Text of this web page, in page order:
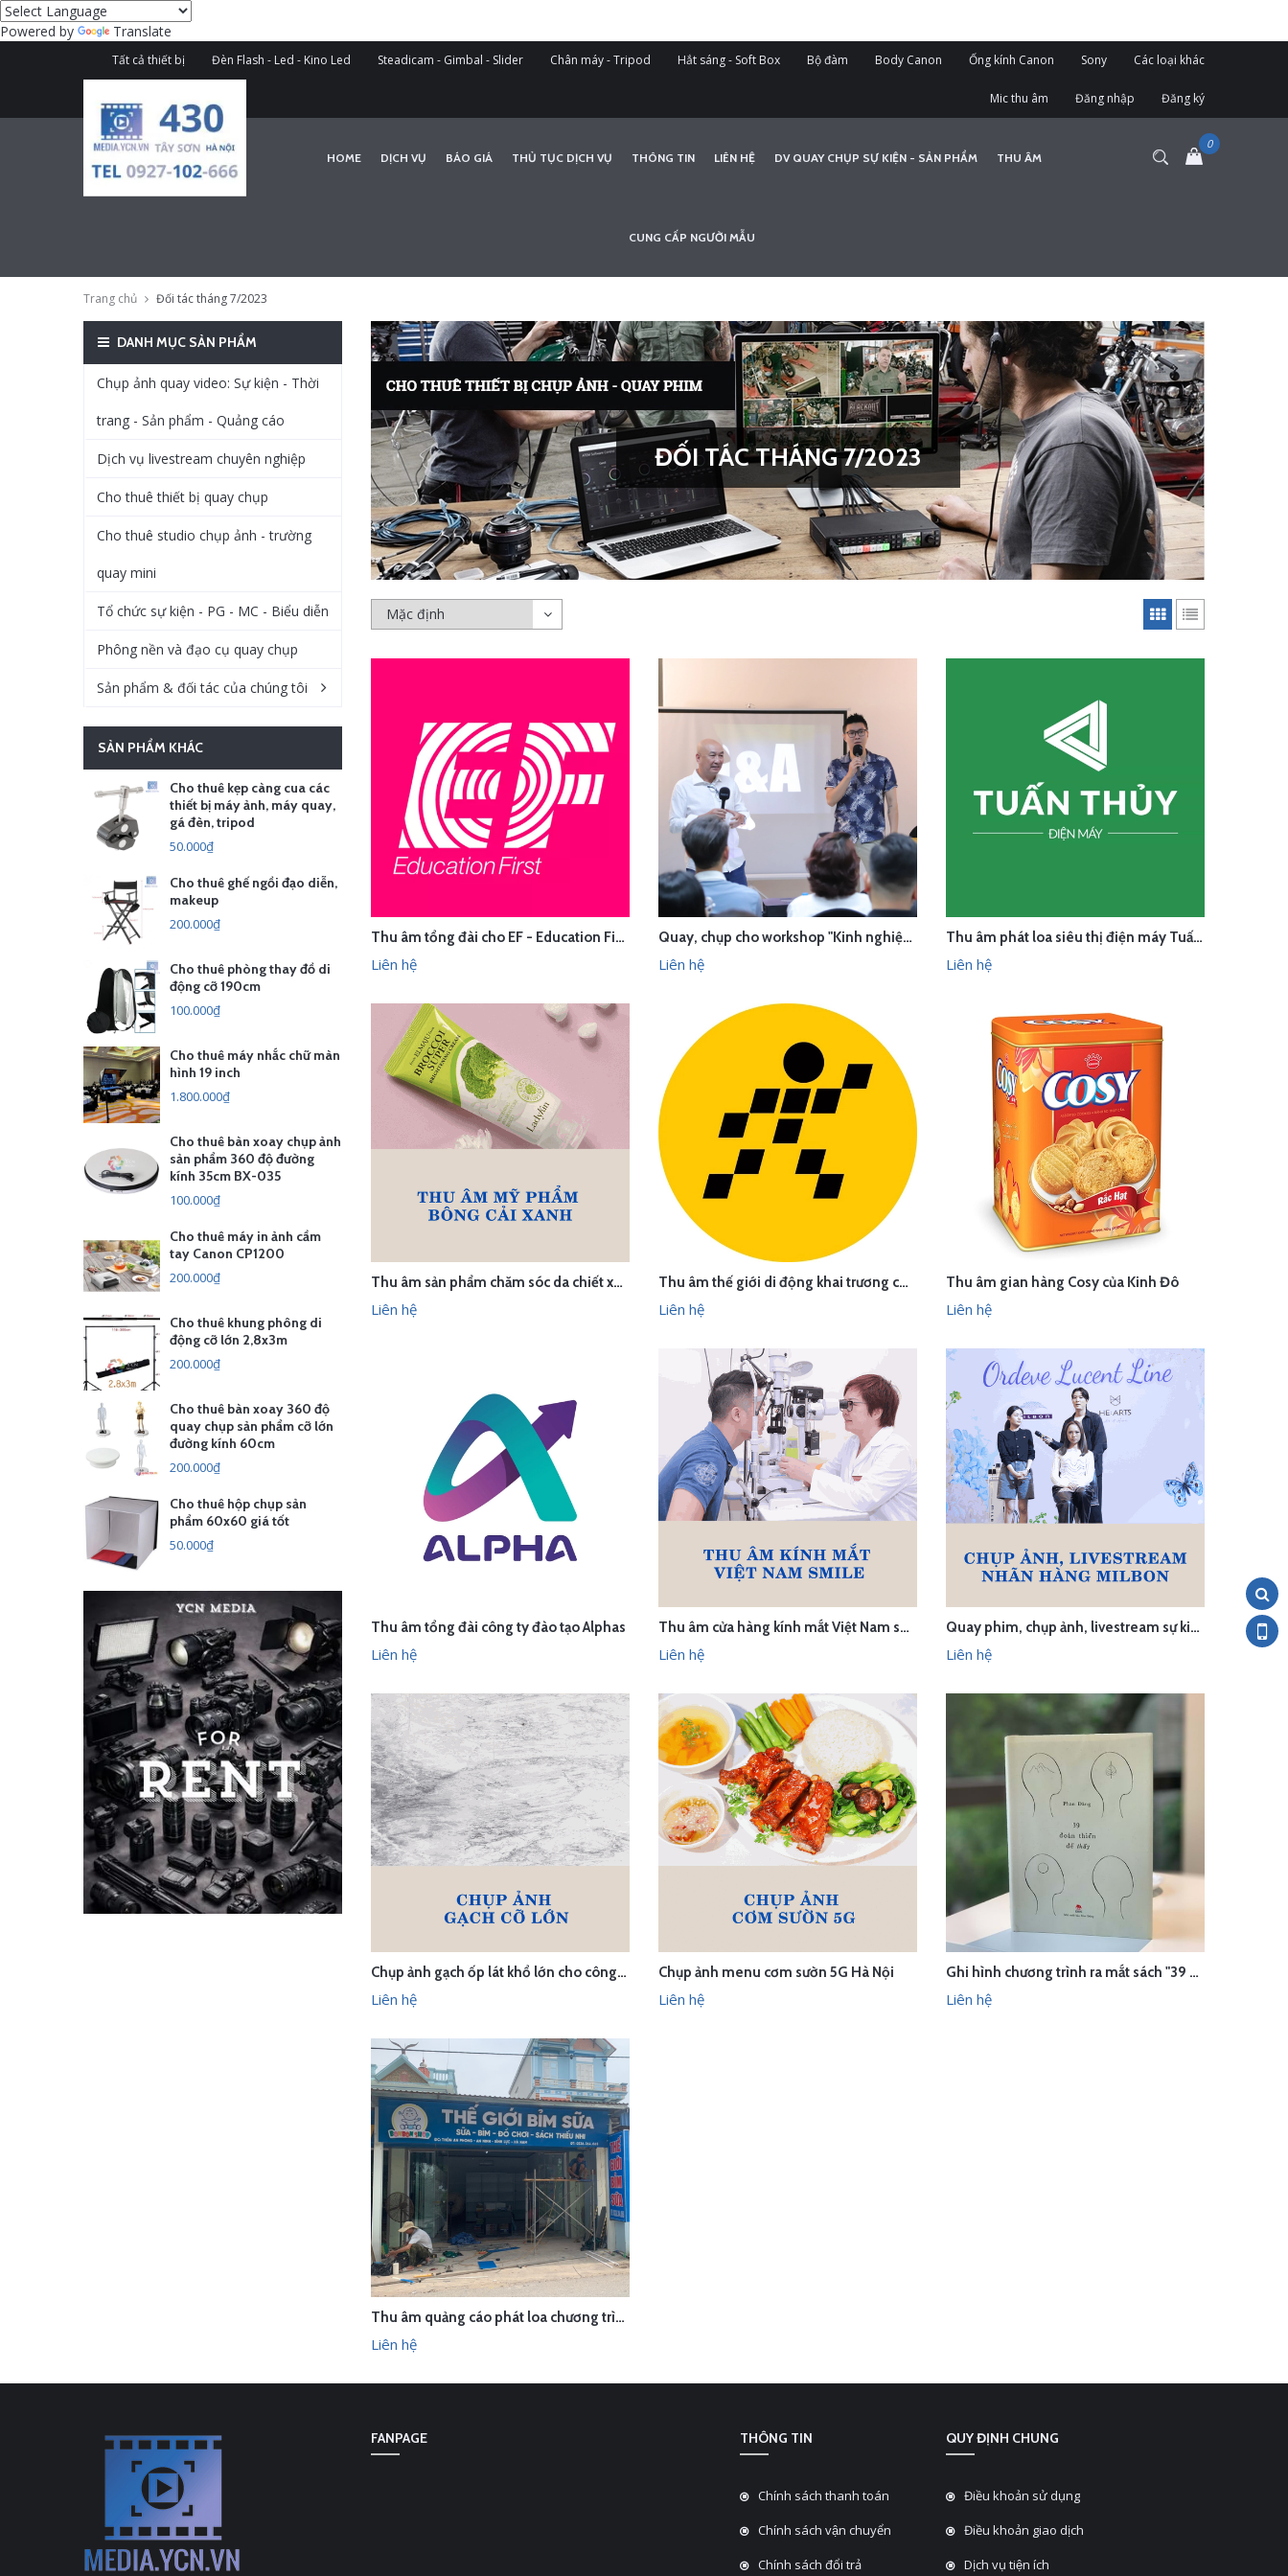
Powered by Translate
Tất cả thiết bị Đèn Flash - Led - Kino Led Steadicam - Gimbal - Slider Chân máy - Tripod Hắt sáng - Soft Box Bộ đàm Body Canon Ống kính Canon Sony Các loại khác
Mic thu âm Đăng nhập Đăng ký
HOME DỊCH VỤ BÁO GIÁ THỦ TỤC DỊCH VỤ THÔNG TIN LIÊN HỆ DV QUAY CHỤP SỰ KIỆN - SẢN PHẨM THU ÂM
CUNG CẤP NGƯỜI MẪU
Trang chủ Đối tác tháng 7/2023
ĐỐI TÁC THÁNG 7/2023
LIÊN HỆ XEM NHANH
Thu âm tổng đài cho EF - Education First Việt Nam
Liên hệ
LIÊN HỆ XEM NHANH
Quay, chụp cho workshop "Kinh nghiệp thu âm tại nhà cho Voice Talent"
Liên hệ
LIÊN HỆ XEM NHANH
Thu âm phát loa siêu thị điện máy Tuấn Thủy
Liên hệ
LIÊN HỆ XEM NHANH
Thu âm sản phẩm chăm sóc da chiết xuất từ bông cải xanh
Liên hệ
LIÊN HỆ XEM NHANH
Thu âm thế giới di động khai trương cơ sở mới
Liên hệ
LIÊN HỆ XEM NHANH
Thu âm gian hàng Cosy của Kinh Đô
Liên hệ
LIÊN HỆ XEM NHANH
Thu âm tổng đài công ty đào tạo Alphas
Liên hệ
LIÊN HỆ XEM NHANH
Thu âm cửa hàng kính mắt Việt Nam smile
Liên hệ
LIÊN HỆ XEM NHANH
Quay phim, chụp ảnh, livestream sự kiện thương hiệu chăm sóc tóc Milbon
Liên hệ
LIÊN HỆ XEM NHANH
Chụp ảnh gạch ốp lát khổ lớn cho công ty 75
Liên hệ
LIÊN HỆ XEM NHANH
Chụp ảnh menu cơm sườn 5G Hà Nội
Liên hệ
LIÊN HỆ XEM NHANH
Ghi hình chương trình ra mắt sách "39 Đoản Thiền Để Thấy" (tác giả Phan Đăng)
Liên hệ
LIÊN HỆ XEM NHANH
Thu âm quảng cáo phát loa chương trình khuyến mại khai trương cửa hàng sữa bỉm Hà Nam
Liên hệ
DANH MỤC SẢN PHẨM
Chụp ảnh quay video: Sự kiện - Thời
trang - Sản phẩm - Quảng cáo
Dịch vụ livestream chuyên nghiệp
Cho thuê thiết bị quay chụp
Cho thuê studio chụp ảnh - trường
quay mini
Tổ chức sự kiện - PG - MC - Biểu diễn
Phông nền và đạo cụ quay chụp
Sản phẩm & đối tác của chúng tôi
SẢN PHẨM KHÁC
Cho thuê kẹp càng cua các
thiết bị máy ảnh, máy quay,
gá đèn, tripod
50.000₫
Cho thuê ghế ngồi đạo diễn,
makeup
200.000₫
Cho thuê phòng thay đồ di
động cỡ 190cm
100.000₫
Cho thuê máy nhắc chữ màn
hình 19 inch
1.800.000₫
Cho thuê bàn xoay chụp ảnh
sản phẩm 360 độ đường
kính 35cm BX-035
100.000₫
Cho thuê máy in ảnh cầm
tay Canon CP1200
200.000₫
Cho thuê khung phông di
động cỡ lớn 2,8x3m
200.000₫
Cho thuê bàn xoay 360 độ
quay chụp sản phẩm cỡ lớn
đường kính 60cm
200.000₫
Cho thuê hộp chụp sản
phẩm 60x60 giá tốt
50.000₫
FANPAGE THÔNG TIN
Chính sách thanh toán
Chính sách vận chuyển
Chính sách đổi trả
QUY ĐỊNH CHUNG
Điều khoản sử dụng
Điều khoản giao dịch
Dịch vụ tiện ích